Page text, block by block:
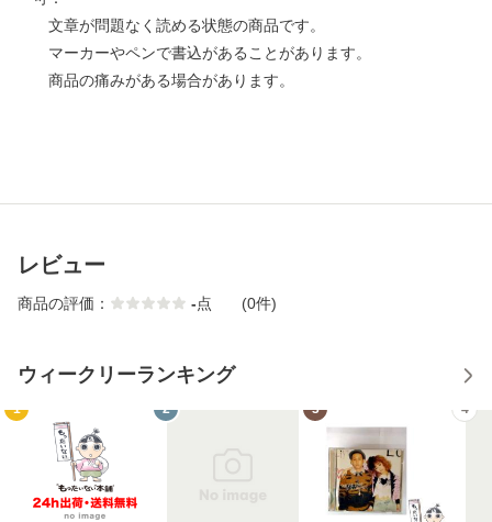
文章が問題なく読める状態の商品です。
マーカーやペンで書込があることがあります。
商品の痛みがある場合があります。
レビュー
商品の評価： -点 (0件)
ウィークリーランキング
1 2 3 4